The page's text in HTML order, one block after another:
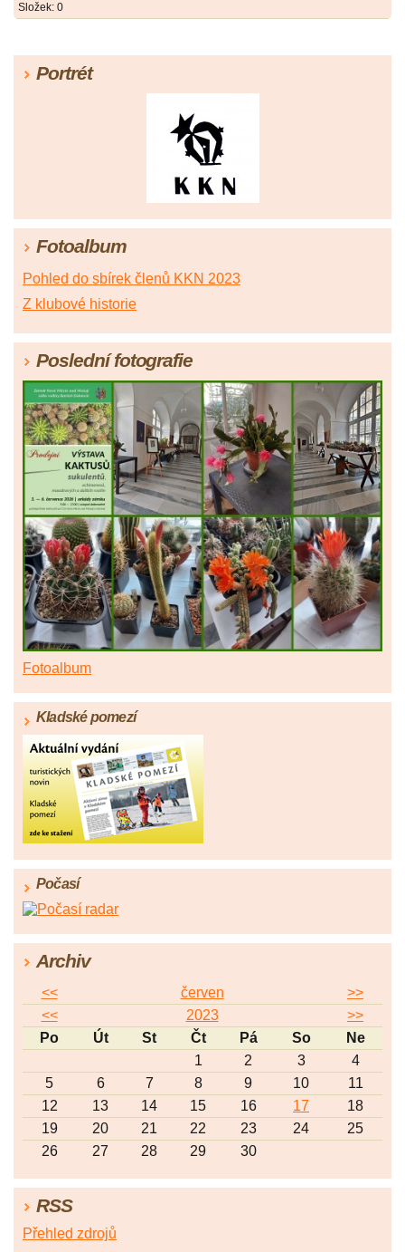
Složek: 0
Portrét
Fotoalbum
Pohled do sbírek členů KKN 2023
Z klubové historie
Poslední fotografie
Fotoalbum
Kladské pomezí
Počasí
Archiv
<< červen
>>
<<
2023
>>
Po
Út St Čt Pá So
Ne
1
2 3
4
5
6 7 8 9 10
11
12
13 14 15 16 17
18
19
20 21 22 23 24
25
26
27 28 29 30
RSS
Přehled zdrojů